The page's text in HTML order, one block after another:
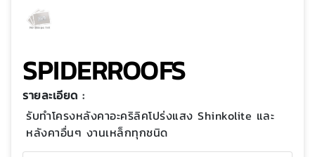
SPIDERROOFS
รายละเอียด :
รับทำโครงหลังคาอะคริลิคโปร่งแสง Shinkolite และ
หลังคาอื่นๆ งานเหล็กทุกชนิด